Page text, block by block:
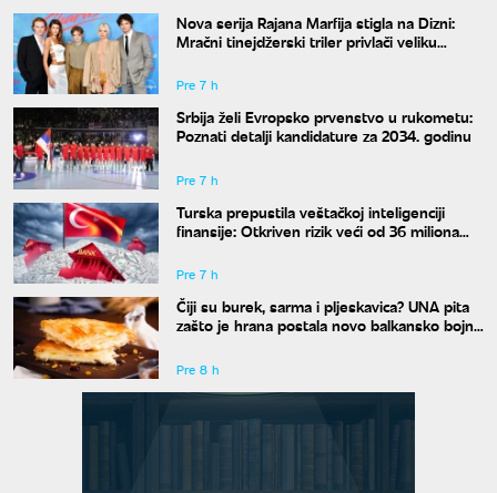
Nova serija Rajana Marfija stigla na Dizni:
Mračni tinejdžerski triler privlači veliku
Pre 7 h
Srbija želi Evropsko prvenstvo u rukometu:
Poznati detalji kandidature za 2034. godinu
Pre 7 h
Turska prepustila veštačkoj inteligenciji
finansije: Otkriven rizik veći od 36 miliona
Pre 7 h
Čiji su burek, sarma i pljeskavica? UNA pita
zašto je hrana postala novo balkansko bojno
Pre 8 h